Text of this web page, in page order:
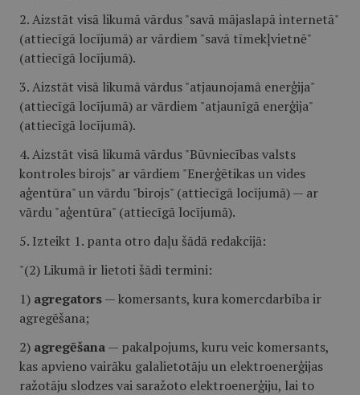
2. Aizstāt visā likumā vārdus "savā mājaslapā internetā"
(attiecīgā locījumā) ar vārdiem "savā tīmekļvietnē"
(attiecīgā locījumā).
3. Aizstāt visā likumā vārdus "atjaunojamā enerģija"
(attiecīgā locījumā) ar vārdiem "atjaunīgā enerģija"
(attiecīgā locījumā).
4. Aizstāt visā likumā vārdus "Būvniecības valsts
kontroles birojs" ar vārdiem "Enerģētikas un vides
aģentūra" un vārdu "birojs" (attiecīgā locījumā) — ar
vārdu "aģentūra" (attiecīgā locījumā).
5. Izteikt 1. panta otro daļu šādā redakcijā:
"(2) Likumā ir lietoti šādi termini:
1) agregators— komersants, kura komercdarbība ir
agregēšana;
2) agregēšana— pakalpojums, kuru veic komersants,
kas apvieno vairāku galalietotāju un elektroenerģijas
ražotāju slodzes vai saražoto elektroenerģiju, lai to